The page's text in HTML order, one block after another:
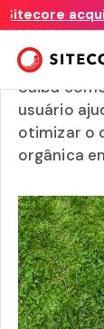
Sistemas de
Saiba
usuário
otimizar o
orgânica